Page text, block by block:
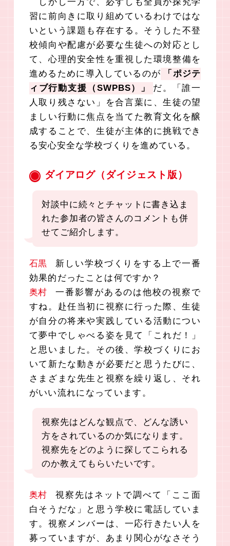
しかし一方で、必ずしも全員が探究学
習に前向きに取り組めているわけではな
いという課題も存在する。そうした不登
校傾向や配慮が必要な生徒への対応とし
て、心理的安全性を重視した環境整備を
進めるために導入しているのが
「ポジテ
ィブ行動支援（SWPBS）」
だ。「誰一
人取り残さない」を合言葉に、生徒の望
ましい行動に焦点を当てた教育文化を醸
成することで、生徒が主体的に挑戦でき
る安心安全な学校づくりを進めている。
ダイアログ（ダイジェスト版）
対談中に続々とチャットに書き込ま
れた参加者の皆さんのコメントも併
せてご紹介します。
石黒
新しい学校づくりをする上で一番
効果的だったことは何ですか？
奥村
一番影響があるのは他校の視察で
すね。赴任当初に視察に行った際、生徒
が自分の将来や実践している活動につい
て夢中でしゃべる姿を見て「これだ！」
と思いました。その後、学校づくりにお
いて新たな動きが必要だと思うたびに、
さまざまな先生と視察を繰り返し、それ
がいい流れになっています。
視察先はどんな観点で、どんな誘い
方をされているのか気になります。
視察先をどのように探してこられる
のか教えてもらいたいです。
奥村
視察先はネットで調べて「ここ面
白そうだな」と思う学校に電話していま
す。視察メンバーは、一応行きたい人を
募っていますが、あまり関心がなさそう